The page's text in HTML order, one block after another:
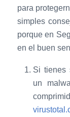
para
simples
porque en
en el buen
Si tienes
un